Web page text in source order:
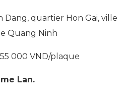
Dang, quartier Hon Gai, ville
Quang Ninh
000 VND/plaque
Lan.